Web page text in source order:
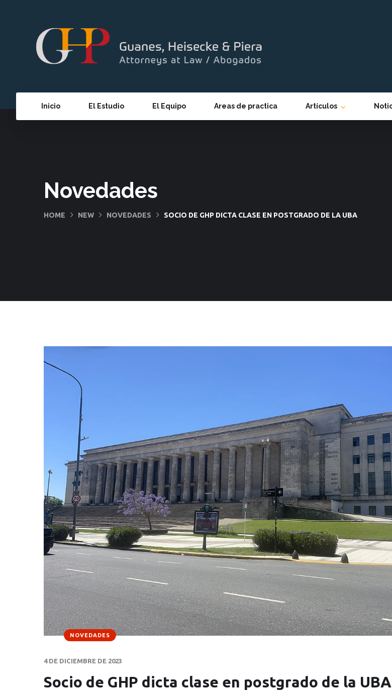
Inicio El Estudio El Equipo Areas de practica Artículos
Novedades
HOME NEW NOVEDADES SOCIO DE GHP DICTA CLASE EN POSTGRADO DE LA UBA
NOVEDADES
4 DE DICIEMBRE DE 2023
Socio de GHP dicta clase en postgrado de la UBA